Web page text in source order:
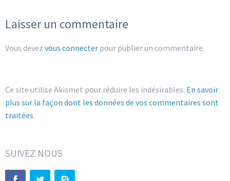
Laisser un commentaire
Vous devez vous connecter pour publier un commentaire.
Ce site utilise Akismet pour réduire les indésirables. En savoir
plus sur la façon dont les données de vos commentaires sont
traitées.
SUIVEZ NOUS